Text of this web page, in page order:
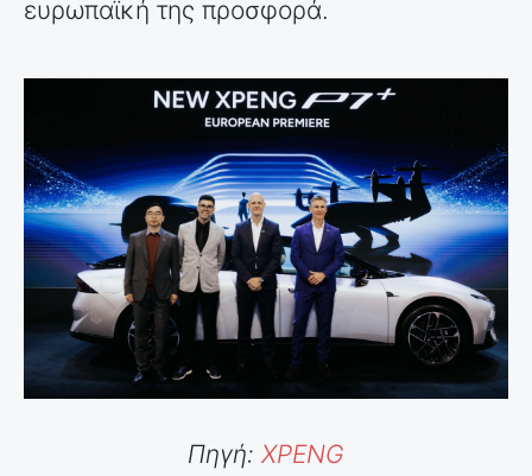
ευρωπαϊκή της προσφορά.
Πηγή: XPENG